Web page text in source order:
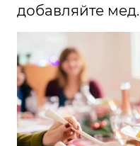
добавляйте мед.